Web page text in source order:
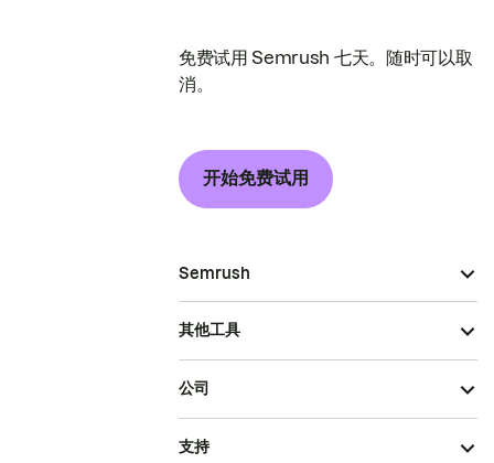
免费试用 Semrush 七天。随时可以取
消。
开始免费试用
Semrush
其他工具
公司
支持